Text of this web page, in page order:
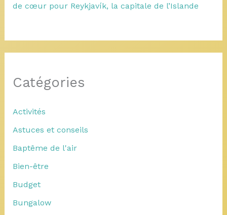
de cœur pour Reykjavík, la capitale de l’Islande
Catégories
Activités
Astuces et conseils
Baptême de l'air
Bien-être
Budget
Bungalow